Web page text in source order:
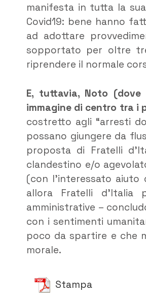
manifesta in tutta la
Covid19: bene hanno
ad adottare
sopportato per oltre
riprendere il normale
E, tuttavia, Noto
immagine di centro tra i
costretto agli “arresti
possano giungere da
proposta di Fratelli
clandestino e/o
(con l’interessato
allora Fratelli d’Italia
amministrative –
con i sentimenti
poco da spartire e che
morale.
Stampa